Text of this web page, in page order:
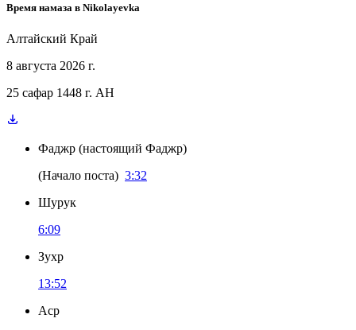
Время намаза в Nikolayevka
Алтайский Край
8 августа 2026 г.
25 сафар 1448 г. AH
Фаджр (настоящий Фаджр)
(Начало поста) 3:32
Шурук
6:09
Зухр
13:52
Аср